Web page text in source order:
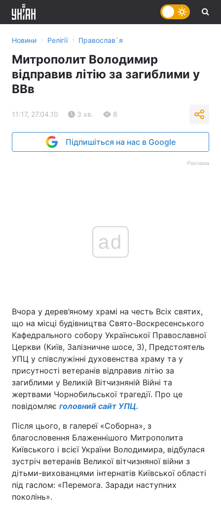
Головна Війна
Новини › Релігії › Православ`я
Митрополит Володимир
відправив літію за загиблими у
ВВв
11:17, 27.04.10 3 хв. 8
Підпишіться на нас в Google
Реклама
ad
Вчора у дерев’яному храмі на честь Всіх святих,
що на місці будівництва Свято-Воскресенського
Кафедрального собору Української Православної
Церкви (Київ, Залізничне шосе, 3), Предстоятель
УПЦ у співслужінні духовенства храму та у
присутності ветеранів відправив літію за
загиблими у Великій Вітчизняній Війні та
жертвами Чорнобильської трагедії. Про це
повідомляє головний сайт УПЦ.
Після цього, в галереї «Соборна», з
благословення Блаженнішого Митрополита
Київського і всієї України Володимира, відбулася
зустріч ветеранів Великої вітчизняної війни з
дітьми-вихованцями інтернатів Київської області
під гаслом: «Перемога. Заради наступних
поколінь».